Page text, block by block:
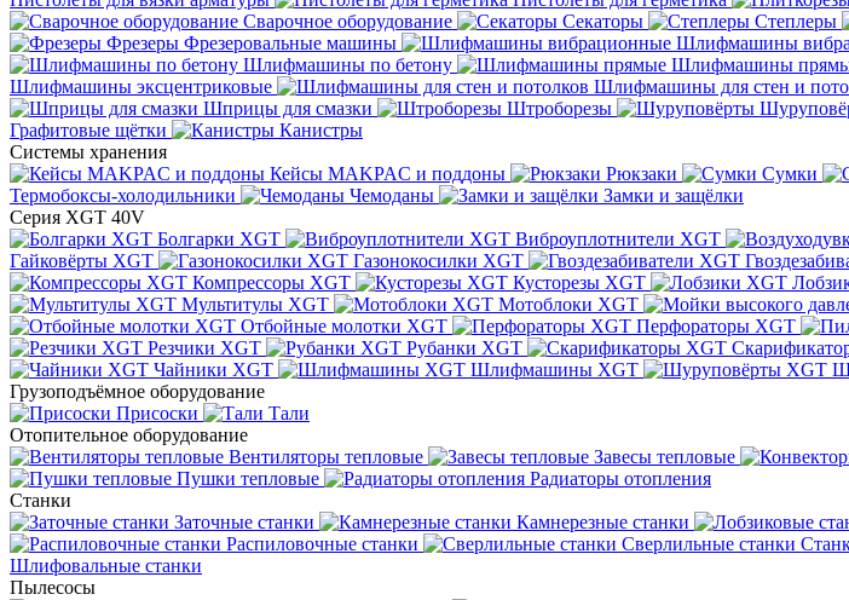
Сварочное оборудование
Секаторы Степлеры
Фрезеры Фрезеровальные машины Шлифмашины
Шлифмашины по бетону
Шлифмашины
Шлифмашины эксцентриковые
Шлифмашины для стен и
Шприцы для смазки
Штроборезы
Графитовые щётки
Канистры
Системы хранения
Кейсы MAKPAC и поддоны
Рюкзаки Сумки
Термобоксы-холодильники
Чемоданы
Замки и защёлки
Серия XGT 40V
Болгарки XGT
Виброуплотнители XGT
Гайковёрты XGT
Газонокосилки XGT
Компрессоры XGT
Кусторезы XGT
Мультитулы XGT
Мотоблоки XGT
Отбойные молотки XGT
Перфораторы XGT
Резчики XGT
Рубанки XGT
Чайники XGT
Шлифмашины XGT
Грузоподъёмное оборудование
Присоски
Тали
Отопительное оборудование
Вентиляторы тепловые
Завесы тепловые
Пушки тепловые
Радиаторы отопления
Станки
Заточные станки
Камнерезные станки
Распиловочные станки
Сверлильные станки
Шлифовальные станки
Пылесосы